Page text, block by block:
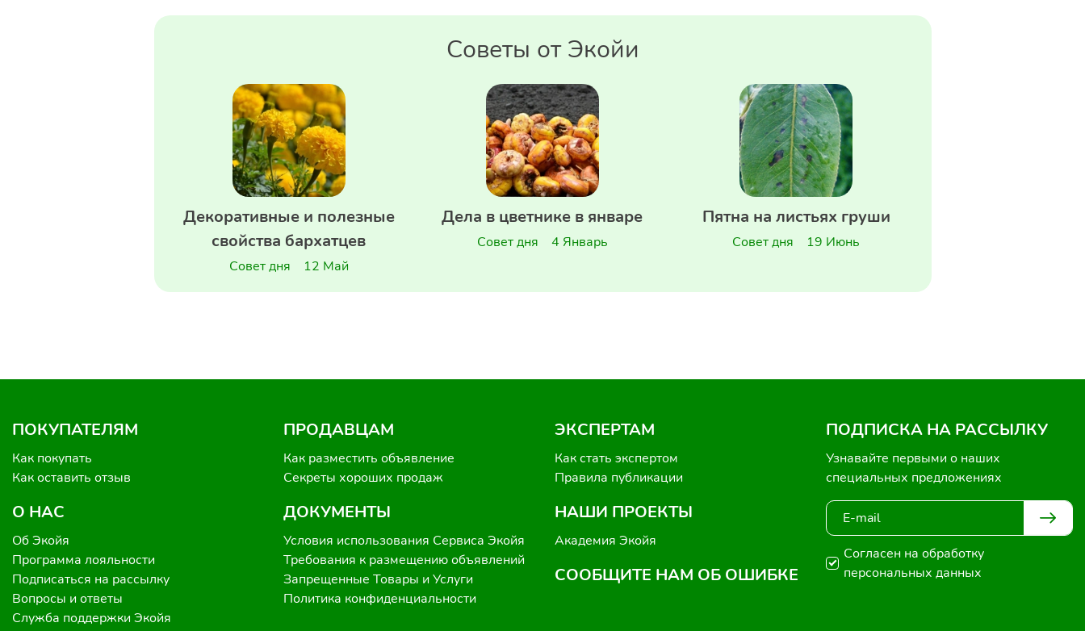
Советы от Экойи
Декоративные и полезные
свойства бархатцев
Совет дня 12 Май
Дела в цветнике в январе
Совет дня 4 Январь
Пятна на листьях груши
Совет дня 19 Июнь
ПОКУПАТЕЛЯМ
Как покупать
Как оставить отзыв
О НАС
Об Экойя
Программа лояльности
Подписаться на рассылку
Вопросы и ответы
Служба поддержки Экойя
ПРОДАВЦАМ
Как разместить объявление
Секреты хороших продаж
ДОКУМЕНТЫ
Условия использования Сервиса Экойя
Требования к размещению объявлений
Запрещенные Товары и Услуги
Политика конфиденциальности
ЭКСПЕРТАМ
Как стать экспертом
Правила публикации
НАШИ ПРОЕКТЫ
Академия Экойя
СООБЩИТЕ НАМ ОБ ОШИБКЕ
ПОДПИСКА НА РАССЫЛКУ
Узнавайте первыми о наших
специальных предложениях
Согласен на обработку
персональных данных